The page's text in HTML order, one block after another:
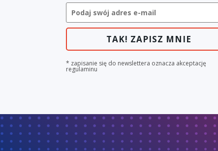
TAK! ZAPISZ MNIE
* zapisanie się do newslettera oznacza akceptację
regulaminu